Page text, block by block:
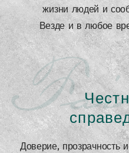
жизни людей и
Везде и в любое
Доверие, прозрачность